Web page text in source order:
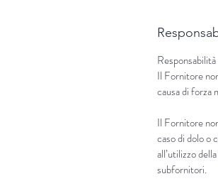
Il Fornitore
causa di forza
Il Fornitore
caso di dolo o
all’utilizzo
subfornitori.